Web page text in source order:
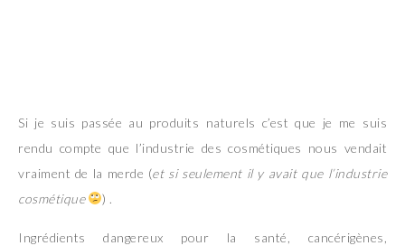
Si je suis passée au produits naturels c’est que je me suis
rendu compte que l’industrie des cosmétiques nous vendait
vraiment de la merde (et si seulement il y avait que l’industrie
cosmétique
) .
Ingrédients dangereux pour la santé, cancérigènes,